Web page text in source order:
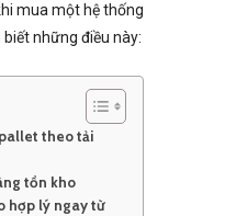
mua một hệ thống
những điều này:
theo tải
tồn kho
hợp lý ngay từ